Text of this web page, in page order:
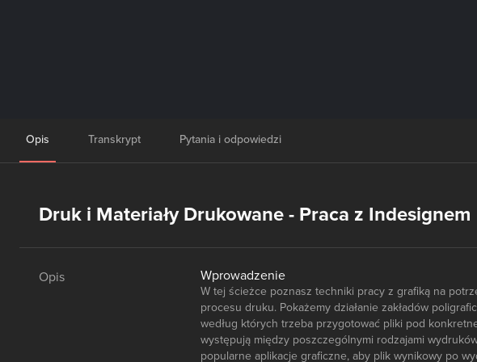
Opis Transkrypt Pytania i odpowiedzi
Druk i Materiały Drukowane - Praca z Indesignem
Opis Wprowadzenie
W tej ścieżce poznasz techniki pracy z grafiką na
procesu druku. Pokażemy działanie zakładów
według których trzeba przygotować pliki pod
występują między poszczególnymi rodzajami
popularne aplikacje graficzne, aby plik wynikowy po